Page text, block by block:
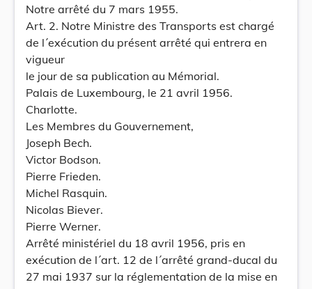
Notre arrêté du 7 mars 1955.
Art. 2. Notre Ministre des Transports est chargé
de l´exécution du présent arrêté qui entrera en
vigueur
le jour de sa publication au Mémorial.
Palais de Luxembourg, le 21 avril 1956.
Charlotte.
Les Membres du Gouvernement,
Joseph Bech.
Victor Bodson.
Pierre Frieden.
Michel Rasquin.
Nicolas Biever.
Pierre Werner.
Arrêté ministériel du 18 avril 1956, pris en
exécution de l´art. 12 de l´arrêté grand-ducal du
27 mai 1937 sur la réglementation de la mise en